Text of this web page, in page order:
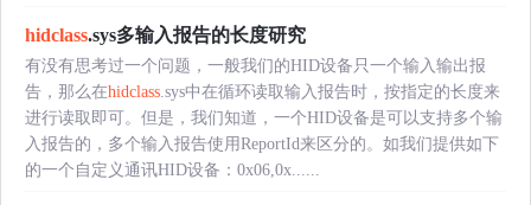
hidclass.sys多输入报告的长度研究
有没有思考过一个问题，一般我们的HID设备只一个输入输出报
告，那么在hidclass.sys中在循环读取输入报告时，按指定的长度来
进行读取即可。但是，我们知道，一个HID设备是可以支持多个输
入报告的，多个输入报告使用ReportId来区分的。如我们提供如下
的一个自定义通讯HID设备：0x06,0x......